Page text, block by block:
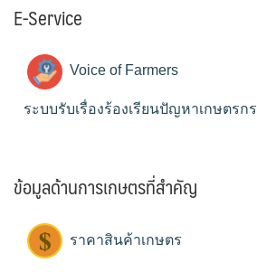
E-Service
Voice of Farmers
ระบบรับเรื่องร้องเรียนปัญหาเกษตรกร
ข้อมูลด้านการเกษตรที่สำคัญ
ราคาสินค้าเกษตร